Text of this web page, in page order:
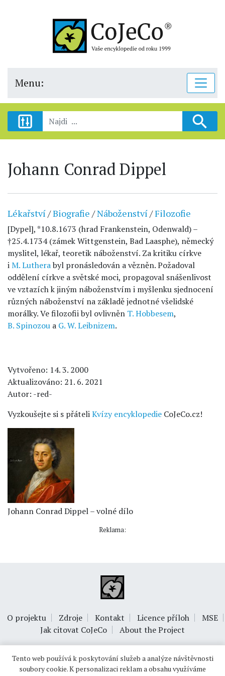
Menu:
Johann Conrad Dippel
Lékařství/Biografie /Náboženství/Filozofie
[Dypel], *10.8.1673 (hrad Frankenstein, Odenwald) –
†25.4.1734 (zámek Wittgenstein, Bad Laasphe), německý
myslitel, lékař, teoretik náboženství. Za kritiku církve
iM. Lutherabyl pronásledován a vězněn. Požadoval
oddělení církve a světské moci, propagoval snášenlivost
ve vztazích k jiným náboženstvím i myšlenku sjednocení
různých náboženství na základě jednotné všelidské
morálky. Ve filozofii byl ovlivněn T. Hobbesem,
B. Spinozou a G. W. Leibnizem.
Vytvořeno: 14. 3. 2000
Aktualizováno: 21. 6. 2021
Autor: -red-
Vyzkoušejte si s přáteliKvízy encyklopedie CoJeCo.cz!
Johann Conrad Dippel – volné dílo
Reklama:
O projektu Zdroje Kontakt Licence příloh
MSE
Jak citovat CoJeCo
About the Project
Tento web používá k poskytování služeb a analýze návštěvnosti
soubory cookie. K personalizaci reklam a obsahu využíváme